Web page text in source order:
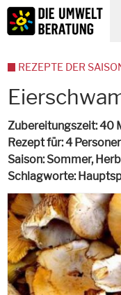
Inhalt
Suche
Zubereitungszeit 40
Rezept für 4
Saison Sommer,
Schlagworte
REZEPTE DER